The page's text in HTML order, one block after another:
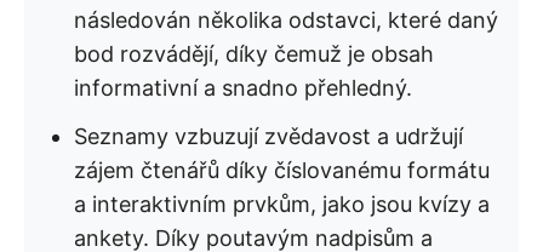
následován několika odstavci, které daný
bod rozvádějí, díky čemuž je obsah
informativní a snadno přehledný.
Seznamy vzbuzují zvědavost a udržují
zájem čtenářů díky číslovanému formátu
a interaktivním prvkům, jako jsou kvízy a
ankety. Díky poutavým nadpisům a